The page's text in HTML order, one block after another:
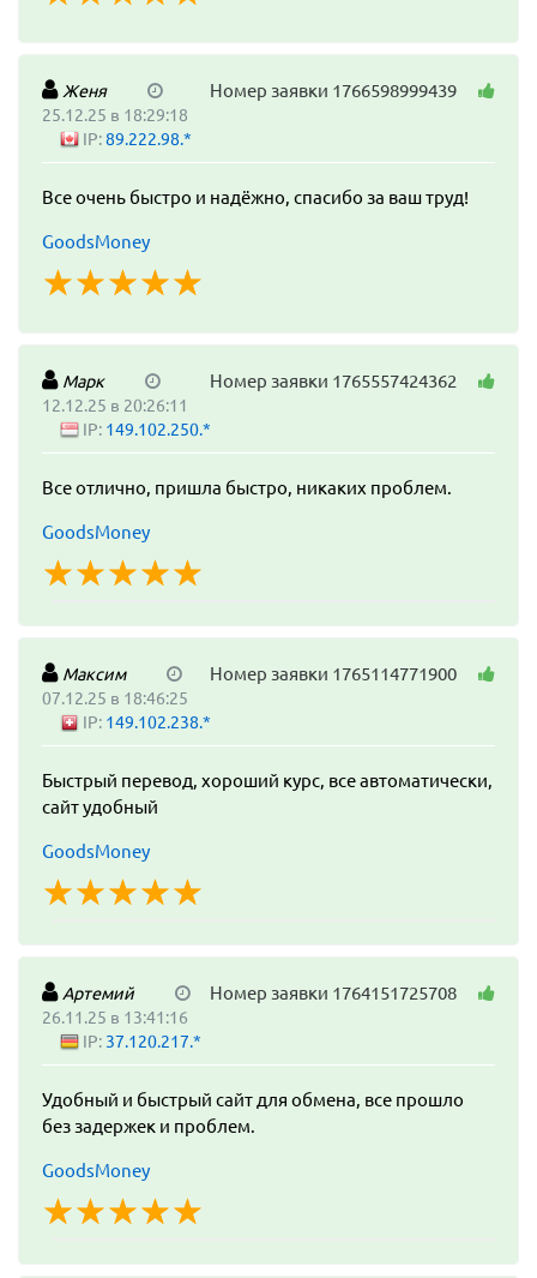
Номер заявки 1766598999439
Женя
25.12.25 в 18:29:18
IP:89.222.98.*
Все очень быстро и надёжно, спасибо за ваш труд!
GoodsMoney
☆☆☆☆☆
★★★★★
Номер заявки 1765557424362
Марк
12.12.25 в 20:26:11
IP: 149.102.250.*
Все отлично, пришла быстро, никаких проблем.
GoodsMoney
☆☆☆☆☆
★★★★★
Номер заявки 1765114771900
Максим
07.12.25 в 18:46:25
IP: 149.102.238.*
Быстрый перевод, хороший курс, все автоматически,
сайт удобный
GoodsMoney
☆☆☆☆☆
★★★★★
Номер заявки 1764151725708
Артемий
26.11.25 в 13:41:16
IP: 37.120.217.*
Удобный и быстрый сайт для обмена, все прошло
без задержек и проблем.
GoodsMoney
☆☆☆☆☆
★★★★★